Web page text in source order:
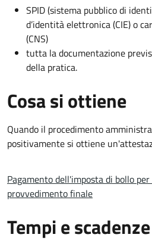
SPID (sistema pubblico di
d’identità elettronica (CIE) o
(CNS)
tutta la documentazione
della pratica.
Cosa si ottiene
Quando il procedimento
positivamente si ottiene
Pagamento dell'imposta di bollo
provvedimento finale
Tempi e scadenze